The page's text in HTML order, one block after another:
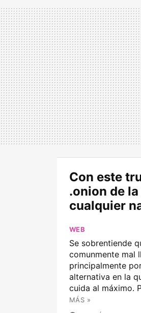
Con este
.onion de
cualquier
WEB
Se sobrentiende
comunmente mal
principalmente
alternativa en la
cuida al máximo.
MÁS »